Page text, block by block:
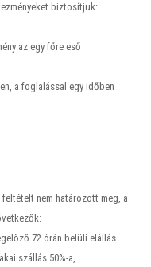
biztosítjuk:
az egy főre eső
a foglalással egy időben
feltételt nem határozott meg, a
72 órán belüli elállás
szállás 50%-a,